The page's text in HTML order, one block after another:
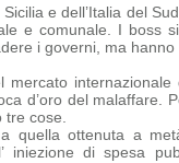
e dell’Italia del
e comunale. I boss
i governi, ma
d’oro del malaffare.
tre cose.
quella ottenuta a
iniezione di spesa